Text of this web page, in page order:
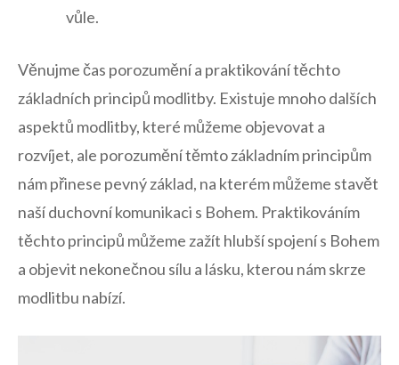
vůle.
Věnujme ⁤čas⁣ porozumění a praktikování těchto
‌základních principů modlitby.⁤ Existuje ​mnoho​ dalších
aspektů modlitby,⁤ které můžeme ⁢objevovat a
‍rozvíjet, ‌ale porozumění těmto⁤ základním principům⁣
nám přinese pevný základ, ⁤na kterém můžeme ⁣stavět
‍naší duchovní ​komunikaci ‌s⁤ Bohem. Praktikováním
těchto principů můžeme zažít hlubší ‍spojení s Bohem
a objevit nekonečnou sílu a ​lásku, kterou nám ⁣skrze
modlitbu nabízí.